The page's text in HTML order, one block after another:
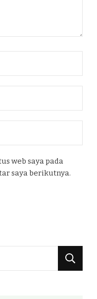
web saya pada
saya berikutnya.